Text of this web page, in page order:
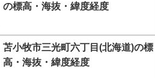
の標高・海抜・緯度経度
苫小牧市三光町六丁目(北海道)の標
高・海抜・緯度経度